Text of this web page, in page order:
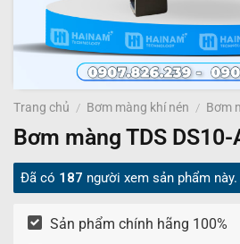
Trang chủ / Bơm màng khí nén / Bơm
Bơm màng TDS DS10-
Đã có 187 người xem sản phẩm này.
Sản phẩm chính hãng 100%